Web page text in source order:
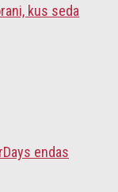
kus seda
endas